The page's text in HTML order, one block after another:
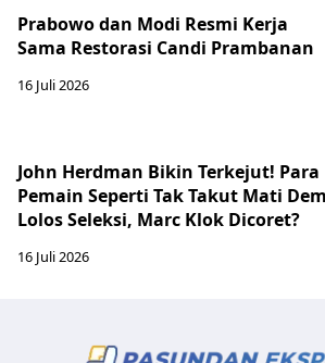
Prabowo dan Modi Resmi Kerja
Sama Restorasi Candi Prambanan
16 Juli 2026
John Herdman Bikin Terkejut! Para
Pemain Seperti Tak Takut Mati
Lolos Seleksi, Marc Klok Dicoret?
16 Juli 2026